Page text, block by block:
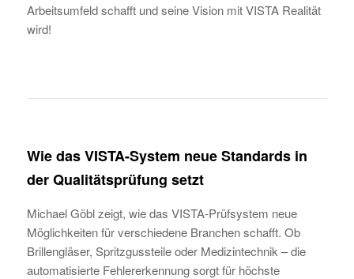
Arbeitsumfeld schafft und seine Vision mit VISTA Realität
wird!
Wie das VISTA-System neue Standards in
der Qualitätsprüfung setzt
Michael Göbl zeigt, wie das VISTA-Prüfsystem neue
Möglichkeiten für verschiedene Branchen schafft. Ob
Brillengläser, Spritzgussteile oder Medizintechnik – die
automatisierte Fehlererkennung sorgt für höchste